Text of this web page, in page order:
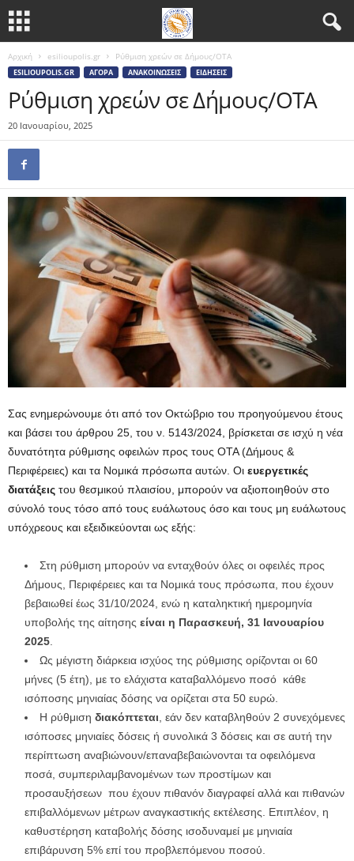
Αρχική esilioupolis.gr Ρύθμιση χρεών σε Δήμους/ΟΤΑ
ESILIOUPOLIS.GR ΑΓΟΡΆ ΑΝΑΚΟΙΝΏΣΕΙΣ ΕΙΔΉΣΕΙΣ
Ρύθμιση χρεών σε Δήμους/ΟΤΑ
20 Ιανουαρίου, 2025
Σας ενημερώνουμε ότι από τον Οκτώβριο του προηγούμενου έτους
και βάσει του άρθρου 25, του ν. 5143/2024, βρίσκεται σε ισχύ η νέα
δυνατότητα ρύθμισης οφειλών προς τους ΟΤΑ (Δήμους &
Περιφέρειες) και τα Νομικά πρόσωπα αυτών. Οι ευεργετικές
διατάξεις του θεσμικού πλαισίου, μπορούν να αξιοποιηθούν στο
σύνολό τους τόσο από τους ευάλωτους όσο και τους μη ευάλωτους
υπόχρεους και εξειδικεύονται ως εξής:
Στη ρύθμιση μπορούν να ενταχθούν όλες οι οφειλές προς
Δήμους, Περιφέρειες και τα Νομικά τους πρόσωπα, που έχουν
βεβαιωθεί έως 31/10/2024, ενώ η καταληκτική ημερομηνία
υποβολής της αίτησης είναι η Παρασκευή, 31 Ιανουαρίου
2025
Ως μέγιστη διάρκεια ισχύος της ρύθμισης ορίζονται οι 60
μήνες (5 έτη), με το ελάχιστα καταβαλλόμενο ποσό κάθε
ισόποσης μηνιαίας δόσης να ορίζεται στα 50 ευρώ.
Η ρύθμιση διακόπτεται , εάν δεν καταβληθούν 2 συνεχόμενες
ισόποσες μηνιαίες δόσεις ή συνολικά 3 δόσεις και σε αυτή την
περίπτωση αναβιώνουν/επαναβεβαιώνονται τα οφειλόμενα
ποσά, συμπεριλαμβανομένων των προστίμων και
προσαυξήσεων που έχουν πιθανόν διαγραφεί αλλά και πιθανών
επιβαλλόμενων μέτρων αναγκαστικής εκτέλεσης. Επιπλέον, η
καθυστέρηση καταβολής δόσης ισοδυναμεί με μηνιαία
επιβάρυνση 5% επί του προβλεπόμενου ποσού.